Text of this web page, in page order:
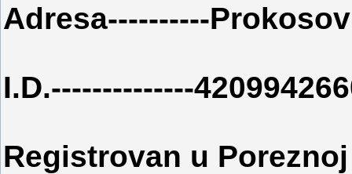
Adresa----------
I.D.--------------
Registrovan u